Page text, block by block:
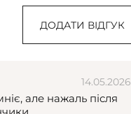
ДОДАТИ ВІДГУК
14.05.2026
але нажаль після